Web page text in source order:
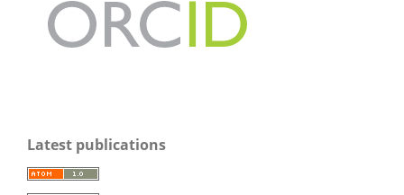
Latest publications